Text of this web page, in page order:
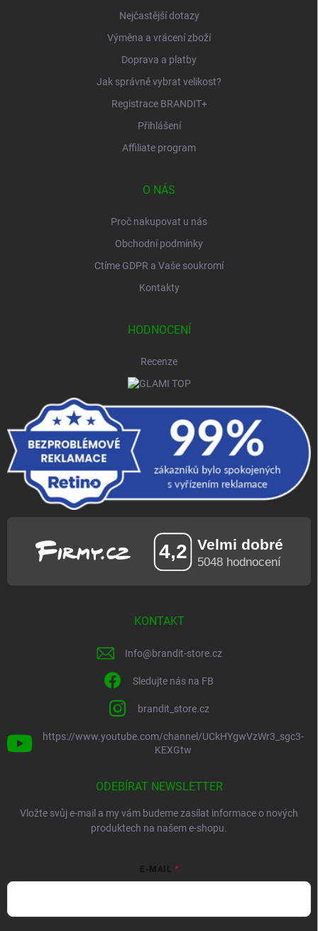
Nejčastější dotazy
Výměna a vrácení zboží
Doprava a platby
Jak správně vybrat velikost?
Registrace BRANDIT+
Přihlášení
Affiliate program
O NÁS
Proč nakupovat u nás
Obchodní podmínky
Ctíme GDPR a Vaše soukromí
Kontakty
HODNOCENÍ
Recenze
KONTAKT
Info@brandit-store.cz
Sledujte nás na FB
brandit_store.cz
https://www.youtube.com/channel/UCkHYgwVzWr3_sgc3-
KEXGtw
ODEBÍRAT NEWSLETTER
Vložte svůj e-mail a my vám budeme zasílat informace o nových
produktech na našem e-shopu.
E-MAIL